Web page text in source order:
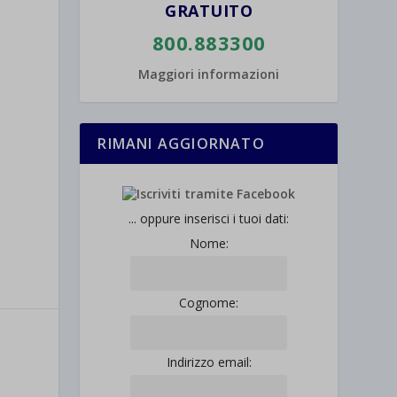
GRATUITO
800.883300
Maggiori informazioni
RIMANI AGGIORNATO
... oppure inserisci i tuoi dati:
Nome:
Cognome:
Indirizzo email: